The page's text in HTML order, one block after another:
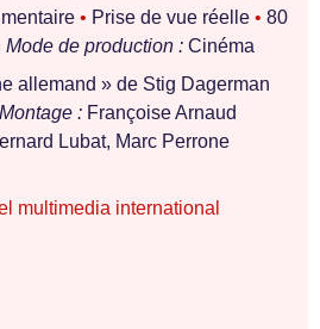
• Prise de vue réelle • 80
Mode de production : Cinéma
allemand » de Stig Dagerman
Montage : Françoise Arnaud
Lubat, Marc Perrone
multimedia international